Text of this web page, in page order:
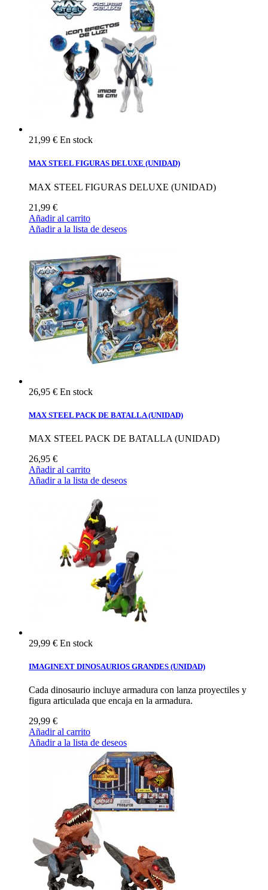
21,99 € En stock
MAX STEEL FIGURAS DELUXE (UNIDAD)
MAX STEEL FIGURAS DELUXE (UNIDAD)
21,99 €
Añadir al carrito
Añadir a la lista de deseos
26,95 € En stock
MAX STEEL PACK DE BATALLA (UNIDAD)
MAX STEEL PACK DE BATALLA (UNIDAD)
26,95 €
Añadir al carrito
Añadir a la lista de deseos
29,99 € En stock
IMAGINEXT DINOSAURIOS GRANDES (UNIDAD)
Cada dinosaurio incluye armadura con lanza proyectiles y
figura articulada que encaja en la armadura.
29,99 €
Añadir al carrito
Añadir a la lista de deseos